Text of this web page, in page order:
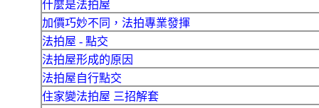
什麼是法拍屋
加價巧妙不同，法拍專業發揮
法拍屋 - 點交
法拍屋形成的原因
法拍屋自行點交
住家變法拍屋 三招解套